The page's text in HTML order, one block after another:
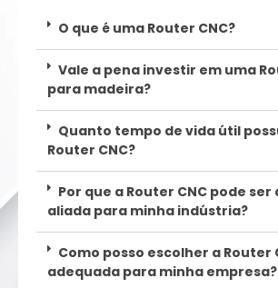
O que é uma Router CNC?
Vale a pena investir em uma
para madeira?
Quanto tempo de vida útil
Router CNC?
Por que a Router CNC pode ser
aliada para minha indústria?
Como posso escolher a Router
adequada para minha empresa?